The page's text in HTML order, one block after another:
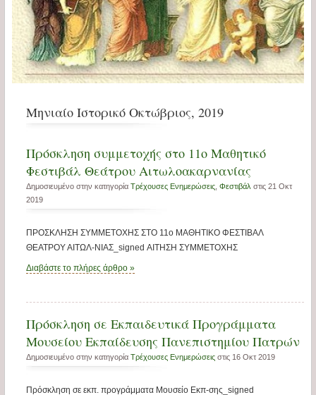
Μηνιαίο Ιστορικό Οκτώβριος, 2019
Πρόσκληση συμμετοχής στο 11ο Μαθητικό
Φεστιβάλ Θεάτρου Αιτωλοακαρνανίας
Δημοσιευμένο στην κατηγορία Τρέχουσες Ενημερώσεις, Φεστιβάλ στις 21 Οκτ
2019
ΠΡΟΣΚΛΗΣΗ ΣΥΜΜΕΤΟΧΗΣ ΣΤΟ 11ο ΜΑΘΗΤΙΚΟ ΦΕΣΤΙΒΑΛ
ΘΕΑΤΡOΥ ΑΙΤΩΛ-ΝΙΑΣ_signed ΑΙΤΗΣΗ ΣΥΜΜΕΤΟΧΗΣ
Διαβάστε το πλήρες άρθρο »
Πρόσκληση σε Εκπαιδευτικά Προγράμματα
Μουσείου Εκπαίδευσης Πανεπιστημίου Πατρών
Δημοσιευμένο στην κατηγορία Τρέχουσες Ενημερώσειςστις 16 Οκτ 2019
Πρόσκληση σε εκπ. προγράμματα Μουσείο Εκπ-σης_signed